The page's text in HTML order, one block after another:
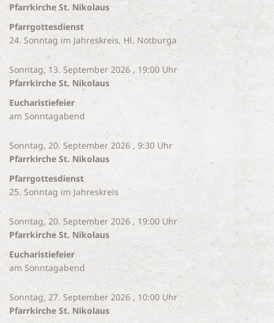
Pfarrkirche St. Nikolaus
Pfarrgottesdienst
24. Sonntag im Jahreskreis, Hl. Notburga
Sonntag, 13. September 2026 , 19:00 Uhr
Pfarrkirche St. Nikolaus
Eucharistiefeier
am Sonntagabend
Sonntag, 20. September 2026 , 9:30 Uhr
Pfarrkirche St. Nikolaus
Pfarrgottesdienst
25. Sonntag im Jahreskreis
Sonntag, 20. September 2026 , 19:00 Uhr
Pfarrkirche St. Nikolaus
Eucharistiefeier
am Sonntagabend
Sonntag, 27. September 2026 , 10:00 Uhr
Pfarrkirche St. Nikolaus